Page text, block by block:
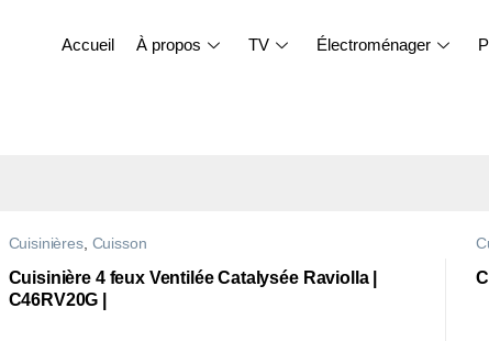
Accueil À propos TV Électroménager
Cuisinières, Cuisson
Cuisinière 4 feux Ventilée Catalysée Raviolla |
C46RV20G |